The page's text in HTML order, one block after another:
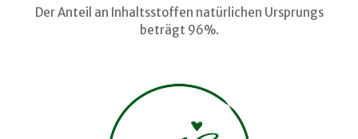
Der Anteil an Inhaltsstoffen natürlichen Ursprungs
beträgt 96%.